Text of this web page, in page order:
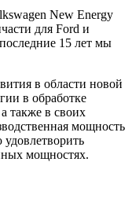
New Energy
для Ford и
15 лет мы
в области новой
в обработке
также в своих
мощность
мощностях.